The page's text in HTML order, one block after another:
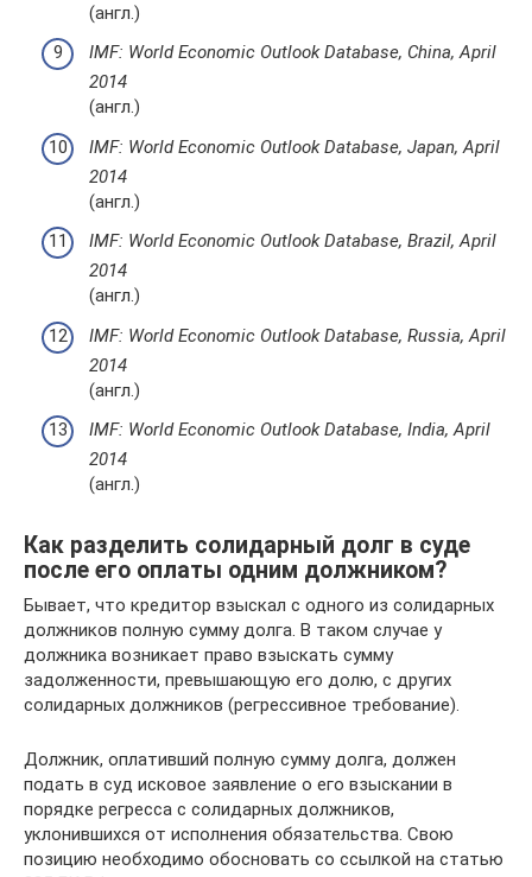
(англ.)
IMF: World Economic Outlook Database, China, April
2014
(англ.)
IMF: World Economic Outlook Database, Japan, April
2014
(англ.)
IMF: World Economic Outlook Database, Brazil, April
2014
(англ.)
IMF: World Economic Outlook Database, Russia, April
2014
(англ.)
IMF: World Economic Outlook Database, India, April
2014
(англ.)
Как разделить солидарный долг в суде
после его оплаты одним должником?
Бывает, что кредитор взыскал с одного из солидарных
должников полную сумму долга. В таком случае у
должника возникает право взыскать сумму
задолженности, превышающую его долю, с других
солидарных должников (регрессивное требование).
Должник, оплативший полную сумму долга, должен
подать в суд исковое заявление о его взыскании в
порядке регресса с солидарных должников,
уклонившихся от исполнения обязательства. Свою
позицию необходимо обосновать со ссылкой на статью